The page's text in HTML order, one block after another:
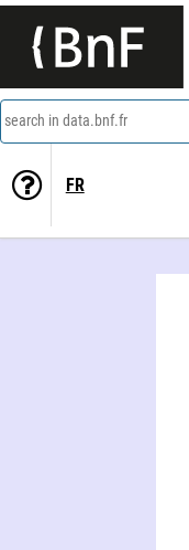
search in data.bnf.fr
FR